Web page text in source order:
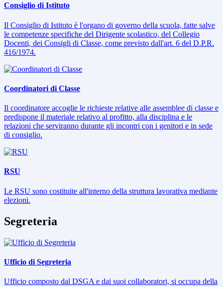
Consiglio di Istituto
Il Consiglio di Istituto è l'organo di governo della scuola, fatte salve
le competenze specifiche del Dirigente scolastico, del Collegio
Docenti, dei Consigli di Classe, come previsto dall'art. 6 del D.P.R.
416/1974.
Coordinatori di Classe
Il coordinatore accoglie le richieste relative alle assemblee di classe e
predispone il materiale relativo al profitto, alla disciplina e le
relazioni che serviranno durante gli incontri con i genitori e in sede
di consiglio.
RSU
Le RSU sono costituite all'interno della struttura lavorativa mediante
elezioni.
Segreteria
Ufficio di Segreteria
Ufficio composto dal DSGA e dai suoi collaboratori, si occupa della